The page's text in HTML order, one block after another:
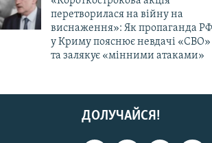
перетворилася на війну на
виснаження»: Як пропаганда РФ
у Криму пояснює невдачі «СВО»
та залякує «мінними атаками»
ДОЛУЧАЙСЯ!